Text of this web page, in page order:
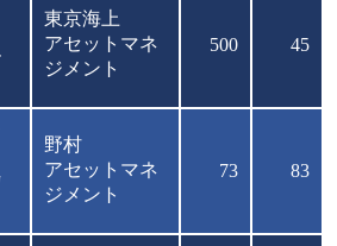
東京海上
アセットマネ
ジメント
500 45
野村
アセットマネ
ジメント
73 83